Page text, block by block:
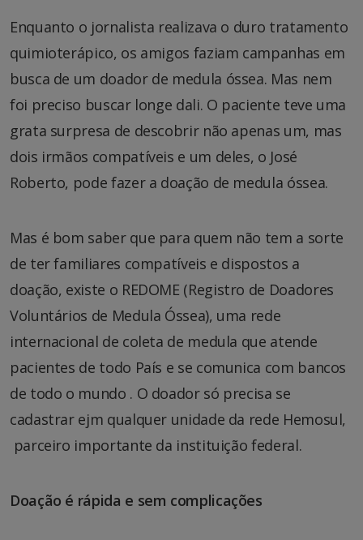
Enquanto o jornalista realizava o duro tratamento
quimioterápico, os amigos faziam campanhas em
busca de um doador de medula óssea. Mas nem
foi preciso buscar longe dali. O paciente teve uma
grata surpresa de descobrir não apenas um, mas
dois irmãos compatíveis e um deles, o José
Roberto, pode fazer a doação de medula óssea.
Mas é bom saber que para quem não tem a sorte
de ter familiares compatíveis e dispostos a
doação, existe o REDOME (Registro de Doadores
Voluntários de Medula Óssea), uma rede
internacional de coleta de medula que atende
pacientes de todo País e se comunica com bancos
de todo o mundo . O doador só precisa se
cadastrar ejm qualquer unidade da rede Hemosul,
parceiro importante da instituição federal.
Doação é rápida e sem complicações